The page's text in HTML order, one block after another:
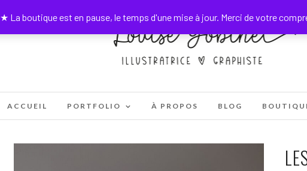
ACCUEIL PORTFOLIO À PROPOS BLOG
★ La boutique est en pause, le temps d'une mise à jour. Merci de votre